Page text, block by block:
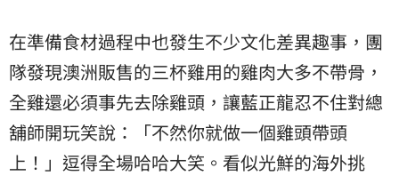
在準備食材過程中也發生不少文化差異趣事，團
隊發現澳洲販售的三杯雞用的雞肉大多不帶骨，
全雞還必須事先去除雞頭，讓藍正龍忍不住對總
舖師開玩笑說：「不然你就做一個雞頭帶頭
上！」逗得全場哈哈大笑。看似光鮮的海外挑